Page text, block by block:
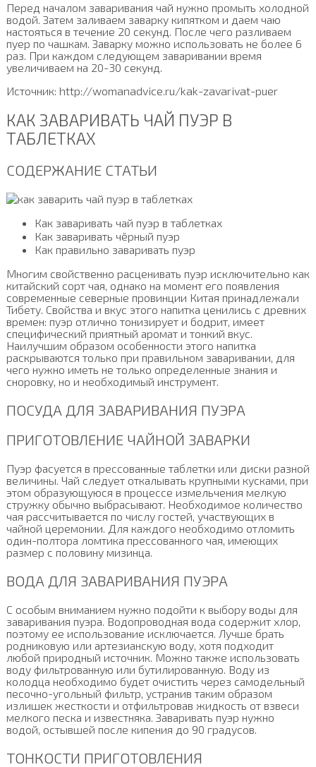
Перед началом заваривания чай нужно промыть холодной
водой. Затем заливаем заварку кипятком и даем чаю
настояться в течение 20 секунд. После чего разливаем
пуер по чашкам. Заварку можно использовать не более 6
раз. При каждом следующем заваривании время
увеличиваем на 20-30 секунд.
Источник: http://womanadvice.ru/kak-zavarivat-puer
КАК ЗАВАРИВАТЬ ЧАЙ ПУЭР В
ТАБЛЕТКАХ
СОДЕРЖАНИЕ СТАТЬИ
Как заваривать чай пуэр в таблетках
Как заваривать чёрный пуэр
Как правильно заваривать пуэр
Многим свойственно расценивать пуэр исключительно как
китайский сорт чая, однако на момент его появления
современные северные провинции Китая принадлежали
Тибету. Свойства и вкус этого напитка ценились с древних
времен: пуэр отлично тонизирует и бодрит, имеет
специфический приятный аромат и тонкий вкус.
Наилучшим образом особенности этого напитка
раскрываются только при правильном заваривании, для
чего нужно иметь не только определенные знания и
сноровку, но и необходимый инструмент.
ПОСУДА ДЛЯ ЗАВАРИВАНИЯ ПУЭРА
ПРИГОТОВЛЕНИЕ ЧАЙНОЙ ЗАВАРКИ
Пуэр фасуется в прессованные таблетки или диски разной
величины. Чай следует откалывать крупными кусками, при
этом образующуюся в процессе измельчения мелкую
стружку обычно выбрасывают. Необходимое количество
чая рассчитывается по числу гостей, участвующих в
чайной церемонии. Для каждого необходимо отломить
один-полтора ломтика прессованного чая, имеющих
размер с половину мизинца.
ВОДА ДЛЯ ЗАВАРИВАНИЯ ПУЭРА
С особым вниманием нужно подойти к выбору воды для
заваривания пуэра. Водопроводная вода содержит хлор,
поэтому ее использование исключается. Лучше брать
родниковую или артезианскую воду, хотя подходит
любой природный источник. Можно также использовать
воду фильтрованную или бутилированную. Воду из
колодца необходимо будет очистить через самодельный
песочно-угольный фильтр, устранив таким образом
излишек жесткости и отфильтровав жидкость от взвеси
мелкого песка и известняка. Заваривать пуэр нужно
водой, остывшей после кипения до 90 градусов.
ТОНКОСТИ ПРИГОТОВЛЕНИЯ